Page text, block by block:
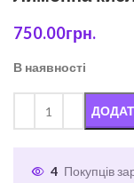
750.00грн.
В наявності
4 Покупців